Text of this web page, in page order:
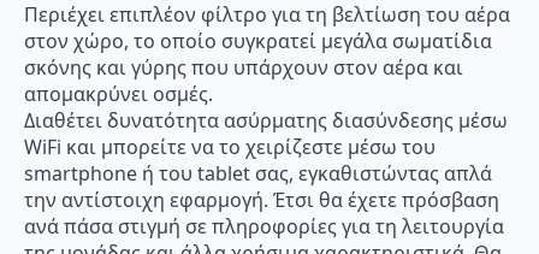
Περιέχει επιπλέον φίλτρο για τη βελτίωση του αέρα
στον χώρο, το οποίο συγκρατεί μεγάλα σωματίδια
σκόνης και γύρης που υπάρχουν στον αέρα και
απομακρύνει οσμές.
Διαθέτει δυνατότητα ασύρματης διασύνδεσης μέσω
WiFi και μπορείτε να το χειρίζεστε μέσω του
smartphone ή του tablet σας, εγκαθιστώντας απλά
την αντίστοιχη εφαρμογή. Έτσι θα έχετε πρόσβαση
ανά πάσα στιγμή σε πληροφορίες για τη λειτουργία